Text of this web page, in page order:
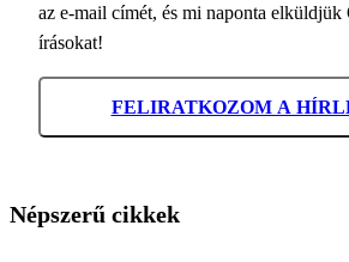
az e-mail címét, és mi naponta elküldjük
írásokat!
FELIRATKOZOM A
Népszerű cikkek